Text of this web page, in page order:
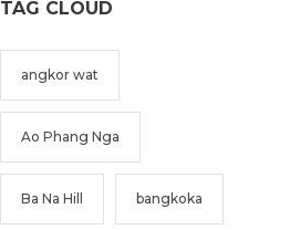
TAG CLOUD
angkor wat
Ao Phang Nga
Ba Na Hill bangkoka